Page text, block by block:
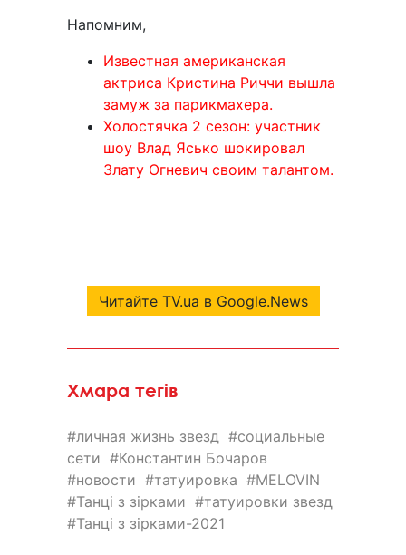
Напомним,
Известная американская
актриса Кристина Риччи вышла
замуж за парикмахера.
Холостячка 2 сезон: участник
шоу Влад Ясько шокировал
Злату Огневич своим талантом.
Читайте TV.ua в Google.News
Хмара тегів
личная жизнь звезд
социальные
сети
Константин Бочаров
новости
татуировка
MELOVIN
Танці з зірками
татуировки звезд
Танці з зірками-2021